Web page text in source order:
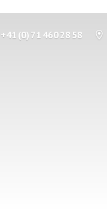
+41 (0) 71 460 28 58